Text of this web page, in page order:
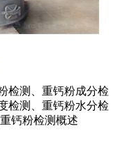
检测、重钙粉成分检
检测、重钙粉水分检
钙粉检测概述